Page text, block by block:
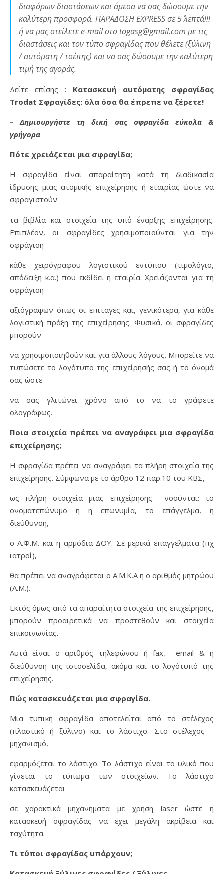
διαφόρων διαστάσεων και άμεσα να σας δώσουμε την
καλύτερη προσφορά. ΠΑΡΑΔΟΣΗ EXPRESS σε 5΄ λεπτά!!!
ή να μας στείλετε e-mail στο togasg@gmail.com με τις
διαστάσεις και τον τύπο σφραγίδας που θέλετε (ξύλινη
/ αυτόματη / τσέπης) και να σας δώσουμε την καλύτερη
τιμή της αγοράς.
Δείτε επίσης : Κατασκευή αυτόματης σφραγίδας
Trodat Σφραγίδες: όλα όσα θα έπρεπε να ξέρετε!
– Δημιουργήστε τη δική σας σφραγίδα εύκολα &
γρήγορα
Πότε χρειάζεται μια σφραγίδα;
H σφραγίδα είναι απαραίτητη κατά τη διαδικασία
ίδρυσης μιας ατομικής επιχείρησης ή εταιρίας ώστε να
σφραγιστούν
τα βιβλία και στοιχεία της υπό έναρξης επιχείρησης.
Επιπλέον, οι σφραγίδες χρησιμοποιούνται για την
σφράγιση
κάθε χειρόγραφου λογιστικού εντύπου (τιμολόγιο,
απόδειξη κ.α.) που εκδίδει η εταιρία. Χρειάζονται για τη
σφράγιση
αξιόγραφων όπως οι επιταγές και, γενικότερα, για κάθε
λογιστική πράξη της επιχείρησης. Φυσικά, οι σφραγίδες
μπορούν
να χρησιμοποιηθούν και για άλλους λόγους. Μπορείτε να
τυπώσετε το λογότυπο της επιχείρησής σας ή το όνομά
σας ώστε
να σας γλιτώνει χρόνο από το να το γράφετε
ολογράφως.
Ποια στοιχεία πρέπει να αναγράφει μια σφραγίδα
επιχείρησης;
Η σφραγίδα πρέπει να αναγράφει τα πλήρη στοιχεία της
επιχείρησης. Σύμφωνα με το άρθρο 12 παρ.10 του ΚΒΣ,
ως πλήρη στοιχεία μιας επιχείρησης νοούνται: το
ονοματεπώνυμο ή η επωνυμία, το επάγγελμα, η
διεύθυνση,
ο Α.Φ.Μ. και η αρμόδια ΔΟΥ. Σε μερικά επαγγέλματα (πχ
ιατροί),
θα πρέπει να αναγράφεται ο Α.Μ.Κ.Α ή ο αριθμός μητρώου
(Α.Μ.).
Εκτός όμως από τα απαραίτητα στοιχεία της επιχείρησης,
μπορούν προαιρετικά να προστεθούν και στοιχεία
επικοινωνίας.
Αυτά είναι ο αριθμός τηλεφώνου ή fax, email & η
διεύθυνση της ιστοσελίδα, ακόμα και το λογότυπό της
επιχείρησης.
Πώς κατασκευάζεται μια σφραγίδα.
Μια τυπική σφραγίδα αποτελείται από το στέλεχος
(πλαστικό ή ξύλινο) και το λάστιχο. Στο στέλεχος –
μηχανισμό,
εφαρμόζεται το λάστιχο. Το λάστιχο είναι το υλικό που
γίνεται το τύπωμα των στοιχείων. Το λάστιχο
κατασκευάζεται
σε χαρακτικά μηχανήματα με χρήση laser ώστε η
κατασκευή σφραγίδας να έχει μεγάλη ακρίβεια και
ταχύτητα.
Τι τύποι σφραγίδας υπάρχουν;